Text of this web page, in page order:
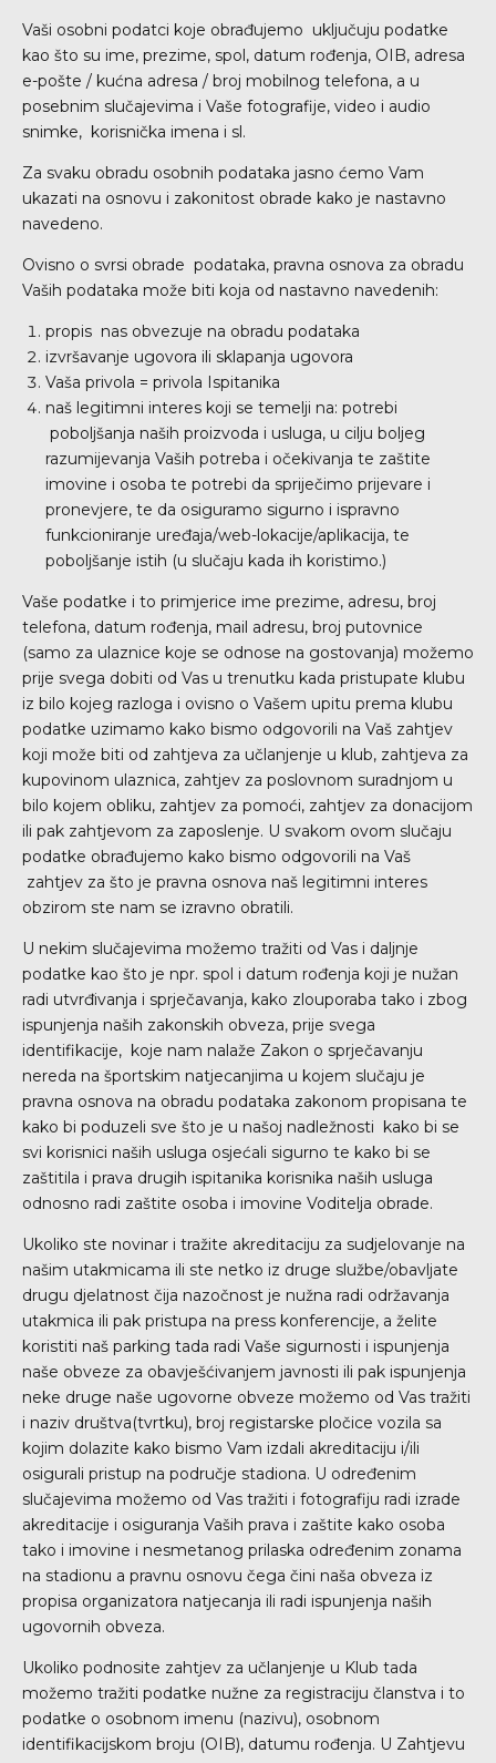
Vaši osobni podatci koje obrađujemo uključuju podatke
kao što su ime, prezime, spol, datum rođenja, OIB, adresa
e-pošte / kućna adresa / broj mobilnog telefona, a u
posebnim slučajevima i Vaše fotografije, video i audio
snimke, korisnička imena i sl.
Za svaku obradu osobnih podataka jasno ćemo Vam
ukazati na osnovu i zakonitost obrade kako je nastavno
navedeno.
Ovisno o svrsi obrade podataka, pravna osnova za obradu
Vaših podataka može biti koja od nastavno navedenih:
propis nas obvezuje na obradu podataka
izvršavanje ugovora ili sklapanja ugovora
Vaša privola = privola Ispitanika
naš legitimni interes koji se temelji na: potrebi
poboljšanja naših proizvoda i usluga, u cilju boljeg
razumijevanja Vaših potreba i očekivanja te zaštite
imovine i osoba te potrebi da spriječimo prijevare i
pronevjere, te da osiguramo sigurno i ispravno
funkcioniranje uređaja/web-lokacije/aplikacija, te
poboljšanje istih (u slučaju kada ih koristimo.)
Vaše podatke i to primjerice ime prezime, adresu, broj
telefona, datum rođenja, mail adresu, broj putovnice
(samo za ulaznice koje se odnose na gostovanja) možemo
prije svega dobiti od Vas u trenutku kada pristupate klubu
iz bilo kojeg razloga i ovisno o Vašem upitu prema klubu
podatke uzimamo kako bismo odgovorili na Vaš zahtjev
koji može biti od zahtjeva za učlanjenje u klub, zahtjeva za
kupovinom ulaznica, zahtjev za poslovnom suradnjom u
bilo kojem obliku, zahtjev za pomoći, zahtjev za donacijom
ili pak zahtjevom za zaposlenje. U svakom ovom slučaju
podatke obrađujemo kako bismo odgovorili na Vaš
zahtjev za što je pravna osnova naš legitimni interes
obzirom ste nam se izravno obratili.
U nekim slučajevima možemo tražiti od Vas i daljnje
podatke kao što je npr. spol i datum rođenja koji je nužan
radi utvrđivanja i sprječavanja, kako zlouporaba tako i zbog
ispunjenja naših zakonskih obveza, prije svega
identifikacije, koje nam nalaže Zakon o sprječavanju
nereda na športskim natjecanjima u kojem slučaju je
pravna osnova na obradu podataka zakonom propisana te
kako bi poduzeli sve što je u našoj nadležnosti kako bi se
svi korisnici naših usluga osjećali sigurno te kako bi se
zaštitila i prava drugih ispitanika korisnika naših usluga
odnosno radi zaštite osoba i imovine Voditelja obrade.
Ukoliko ste novinar i tražite akreditaciju za sudjelovanje na
našim utakmicama ili ste netko iz druge službe/obavljate
drugu djelatnost čija nazočnost je nužna radi održavanja
utakmica ili pak pristupa na press konferencije, a želite
koristiti naš parking tada radi Vaše sigurnosti i ispunjenja
naše obveze za obavješćivanjem javnosti ili pak ispunjenja
neke druge naše ugovorne obveze možemo od Vas tražiti
i naziv društva(tvrtku), broj registarske pločice vozila sa
kojim dolazite kako bismo Vam izdali akreditaciju i/ili
osigurali pristup na područje stadiona. U određenim
slučajevima možemo od Vas tražiti i fotografiju radi izrade
akreditacije i osiguranja Vaših prava i zaštite kako osoba
tako i imovine i nesmetanog prilaska određenim zonama
na stadionu a pravnu osnovu čega čini naša obveza iz
propisa organizatora natjecanja ili radi ispunjenja naših
ugovornih obveza.
Ukoliko podnosite zahtjev za učlanjenje u Klub tada
možemo tražiti podatke nužne za registraciju članstva i to
podatke o osobnom imenu (nazivu), osobnom
identifikacijskom broju (OIB), datumu rođenja. U Zahtjevu